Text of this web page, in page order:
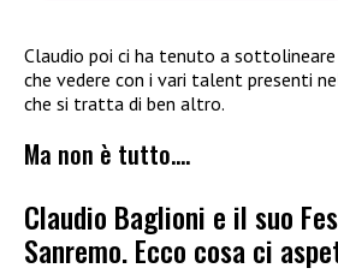
Claudio poi ci ha tenuto a
che vedere con i vari talent presenti
che si tratta di ben altro.
Ma non è tutto….
Claudio Baglioni e il suo
Sanremo. Ecco cosa ci